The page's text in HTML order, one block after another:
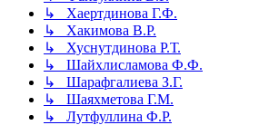
↳ Хаертдинова Г.Ф.
↳ Хакимова В.Р.
↳ Хуснутдинова Р.Т.
↳ Шайхлисламова Ф.Ф.
↳ Шарафгалиева З.Г.
↳ Шаяхметова Г.М.
↳ Лутфуллина Ф.Р.